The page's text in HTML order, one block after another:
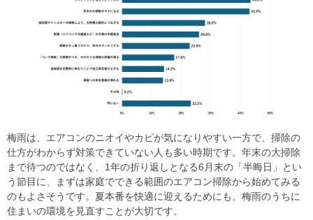
梅雨は、エアコンのニオイやカビが気になりやすい一方で、掃除の
仕方がわからず対策できていない人も多い時期です。年末の大掃除
まで待つのではなく、1年の折り返しとなる6月末の「半晦日」とい
う節目に、まずは家庭でできる範囲のエアコン掃除から始めてみる
のもよさそうです。夏本番を快適に迎えるためにも、梅雨のうちに
住まいの環境を見直すことが大切です。